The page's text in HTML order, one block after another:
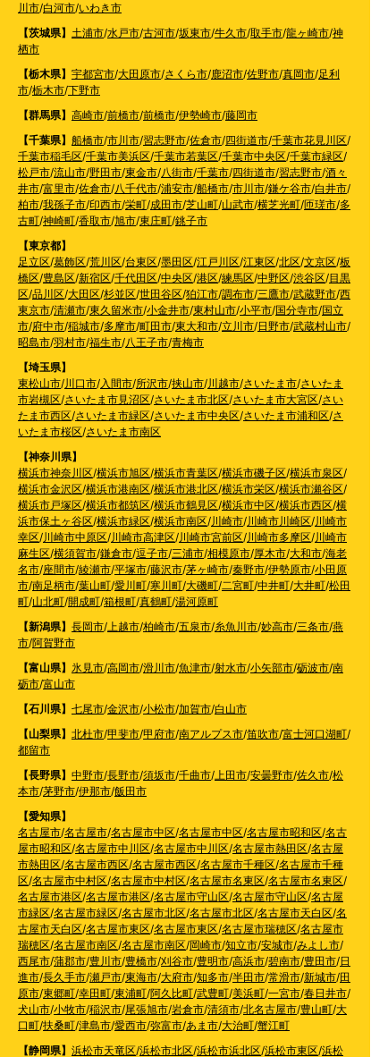
川市/白河市/いわき市
【茨城県】 土浦市/水戸市/古河市/坂東市/牛久市/取手市/龍ヶ崎市/神
栖市
【栃木県】 宇都宮市/大田原市/さくら市/鹿沼市/佐野市/真岡市/足利
市/栃木市/下野市
【群馬県】 高崎市/前橋市/前橋市/伊勢崎市/藤岡市
【千葉県】 船橋市/市川市/習志野市/佐倉市/四街道市/千葉市花見川区/
千葉市稲毛区/千葉市美浜区/千葉市若葉区/千葉市中央区/千葉市緑区/
松戸市/流山市/野田市/東金市/八街市/千葉市/四街道市/習志野市/酒々
井市/富里市/佐倉市/八千代市/浦安市/船橋市/市川市/鎌ケ谷市/白井市/
柏市/我孫子市/印西市/栄町/成田市/芝山町/山武市/横芝光町/匝瑳市/多
古町/神崎町/香取市/旭市/東庄町/銚子市
【東京都】
足立区/葛飾区/荒川区/台東区/墨田区/江戸川区/江東区/北区/文京区/板
橋区/豊島区/新宿区/千代田区/中央区/港区/練馬区/中野区/渋谷区/目黒
区/品川区/大田区/杉並区/世田谷区/狛江市/調布市/三鷹市/武蔵野市/西
東京市/清瀬市/東久留米市/小金井市/東村山市/小平市/国分寺市/国立
市/府中市/稲城市/多摩市/町田市/東大和市/立川市/日野市/武蔵村山市/
昭島市/羽村市/福生市/八王子市/青梅市
【埼玉県】
東松山市/川口市/入間市/所沢市/挟山市/川越市/さいたま市/さいたま
市岩槻区/さいたま市見沼区/さいたま市北区/さいたま市大宮区/さい
たま市西区/さいたま市緑区/さいたま市中央区/さいたま市浦和区/さ
いたま市桜区/さいたま市南区
【神奈川県】
横浜市神奈川区/横浜市旭区/横浜市青葉区/横浜市磯子区/横浜市泉区/
横浜市金沢区/横浜市港南区/横浜市港北区/横浜市栄区/横浜市瀬谷区/
横浜市戸塚区/横浜市都筑区/横浜市鶴見区/横浜市中区/横浜市西区/横
浜市保土ヶ谷区/横浜市緑区/横浜市南区/川崎市/川崎市川崎区/川崎市
幸区/川崎市中原区/川崎市高津区/川崎市宮前区/川崎市多摩区/川崎市
麻生区/横須賀市/鎌倉市/逗子市/三浦市/相模原市/厚木市/大和市/海老
名市/座間市/綾瀬市/平塚市/藤沢市/茅ヶ崎市/秦野市/伊勢原市/小田原
市/南足柄市/葉山町/愛川町/寒川町/大磯町/二宮町/中井町/大井町/松田
町/山北町/開成町/箱根町/真鶴町/湯河原町
【新潟県】 長岡市/上越市/柏崎市/五泉市/糸魚川市/妙高市/三条市/燕
市/阿賀野市
【富山県】 氷見市/高岡市/滑川市/魚津市/射水市/小矢部市/砺波市/南
砺市/富山市
【石川県】 七尾市/金沢市/小松市/加賀市/白山市
【山梨県】 北杜市/甲斐市/甲府市/南アルプス市/笛吹市/富士河口湖町/
都留市
【長野県】 中野市/長野市/須坂市/千曲市/上田市/安曇野市/佐久市/松
本市/茅野市/伊那市/飯田市
【愛知県】
名古屋市/名古屋市/名古屋市中区/名古屋市中区/名古屋市昭和区/名古
屋市昭和区/名古屋市中川区/名古屋市中川区/名古屋市熱田区/名古屋
市熱田区/名古屋市西区/名古屋市西区/名古屋市千種区/名古屋市千種
区/名古屋市中村区/名古屋市中村区/名古屋市名東区/名古屋市名東区/
名古屋市港区/名古屋市港区/名古屋市守山区/名古屋市守山区/名古屋
市緑区/名古屋市緑区/名古屋市北区/名古屋市北区/名古屋市天白区/名
古屋市天白区/名古屋市東区/名古屋市東区/名古屋市瑞穂区/名古屋市
瑞穂区/名古屋市南区/名古屋市南区/岡崎市/知立市/安城市/みよし市/
西尾市/蒲郡市/豊川市/豊橋市/刈谷市/豊明市/高浜市/碧南市/豊田市/日
進市/長久手市/瀬戸市/東海市/大府市/知多市/半田市/常滑市/新城市/田
原市/東郷町/幸田町/東浦町/阿久比町/武豊町/美浜町/一宮市/春日井市/
犬山市/小牧市/稲沢市/尾張旭市/岩倉市/清須市/北名古屋市/豊山町/大
口町/扶桑町/津島市/愛西市/弥富市/あま市/大治町/蟹江町
【静岡県】 浜松市天竜区/浜松市北区/浜松市浜北区/浜松市東区/浜松